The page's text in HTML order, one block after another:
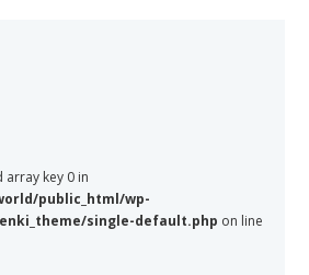
array key 0 in
public_html/wp-
single-default.php on line